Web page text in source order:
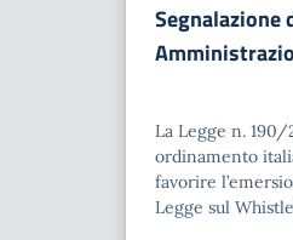
La Legge n. 190/
ordinamento
favorire
Legge sul